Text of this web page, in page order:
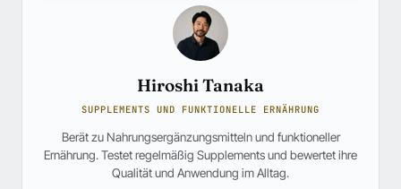
Hiroshi Tanaka
SUPPLEMENTS UND FUNKTIONELLE ERNÄHRUNG
Berät zu Nahrungsergänzungsmitteln und funktioneller
Ernährung. Testet regelmäßig Supplements und bewertet ihre
Qualität und Anwendung im Alltag.